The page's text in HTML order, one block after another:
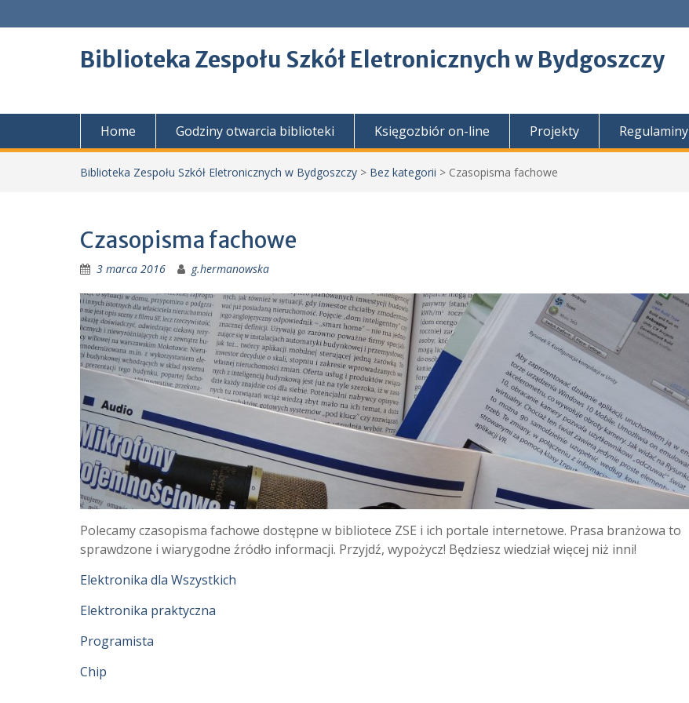
to
Biblioteka Zespołu Szkół Eletronicznych w Bydgoszczy
Home Godziny otwarcia biblioteki Księgozbiór on-line Projekty Regulaminy
Biblioteka Zespołu Szkół Eletronicznych w Bydgoszczy > Bez kategorii > Czasopisma fachowe
Czasopisma fachowe
3 marca 2016 g.hermanowska
Polecamy czasopisma fachowe dostępne w bibliotece ZSE i ich portale internetowe. Prasa branżowa to
sprawdzone i wiarygodne źródło informacji. Przyjdź, wypożycz! Będziesz wiedział więcej niż inni!
Elektronika dla Wszystkich
Elektronika praktyczna
Programista
Chip